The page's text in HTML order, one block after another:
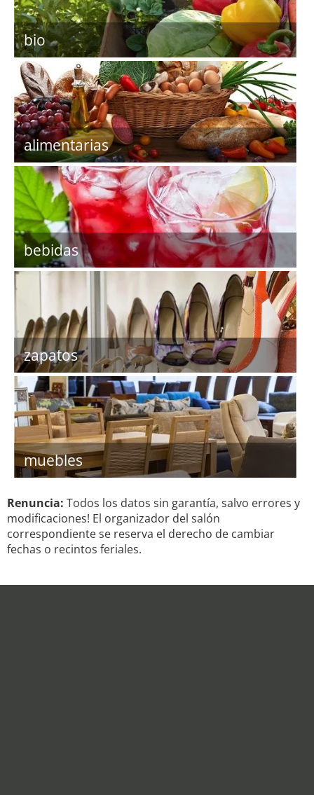
bio
alimentarias
bebidas
zapatos
muebles
Renuncia: Todos los datos sin garantía, salvo errores y
modificaciones! El organizador del salón
correspondiente se reserva el derecho de cambiar
fechas o recintos feriales.